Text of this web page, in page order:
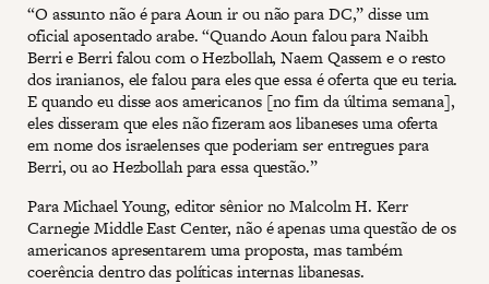
“O assunto não é para Aoun ir ou não para DC,” disse um
oficial aposentado arabe. “Quando Aoun falou para Naibh
Berri e Berri falou com o Hezbollah, Naem Qassem e o resto
dos iranianos, ele falou para eles que essa é oferta que eu teria.
E quando eu disse aos americanos [no fim da última semana],
eles disseram que eles não fizeram aos libaneses uma oferta
em nome dos israelenses que poderiam ser entregues para
Berri, ou ao Hezbollah para essa questão.”
Para Michael Young, editor sênior no Malcolm H. Kerr
Carnegie Middle East Center, não é apenas uma questão de os
americanos apresentarem uma proposta, mas também
coerência dentro das políticas internas libanesas.